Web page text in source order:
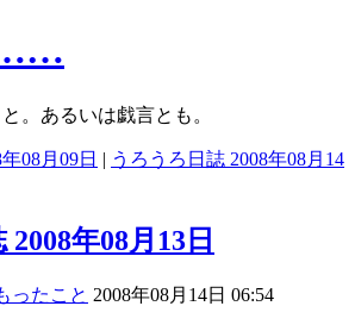
……
。あるいは戯言とも。
08月09日 | うろうろ日誌 2008年08月14
年08月13日
ったこと 2008年08月14日 06:54